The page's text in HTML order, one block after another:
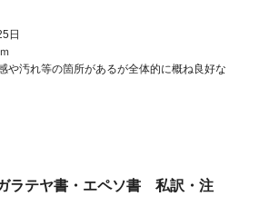
日
汚れ等の箇所があるが全体的に概ね良好な
テヤ書・エペソ書 私訳・注